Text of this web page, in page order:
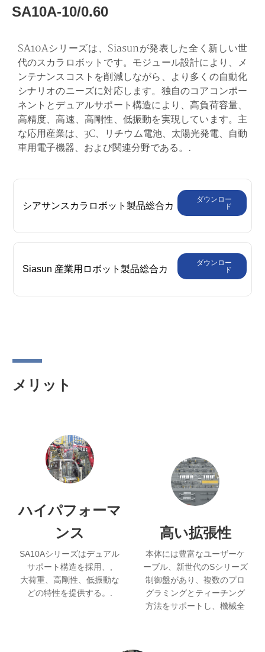
SA10A-10/0.60
SA10Aシリーズは、Siasunが発表した全く新しい世
代のスカラロボットです。モジュール設計により、メ
ンテナンスコストを削減しながら、より多くの自動化
シナリオのニーズに対応します。独自のコアコンポー
ネントとデュアルサポート構造により、高負荷容量、
高精度、高速、高剛性、低振動を実現しています。主
な応用産業は、3C、リチウム電池、太陽光発電、自動
車用電子機器、および関連分野である。.
シアサンスカラロボット製品総合カ
ダウンロー
ド
Siasun 産業用ロボット製品総合カ
ダウンロー
ド
メリット
ハイパフォーマ
ンス
SA10Aシリーズはデュアル
サポート構造を採用、,
大荷重、高剛性、低振動な
どの特性を提供する。.
高い拡張性
本体には豊富なユーザーケ
ーブル、新世代のSシリーズ
制御盤があり、複数のプロ
グラミングとティーチング
方法をサポートし、機械全